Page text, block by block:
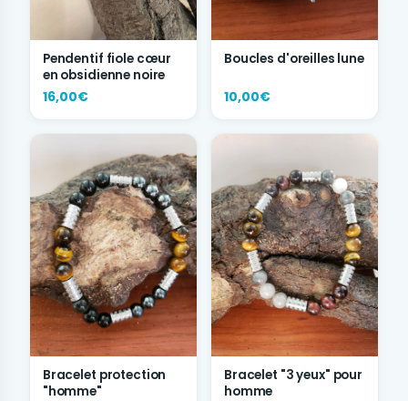
Pendentif fiole cœur
en obsidienne noire
16,00€
Boucles d'oreilles lune
10,00€
Bracelet protection
"homme"
Bracelet "3 yeux" pour
homme